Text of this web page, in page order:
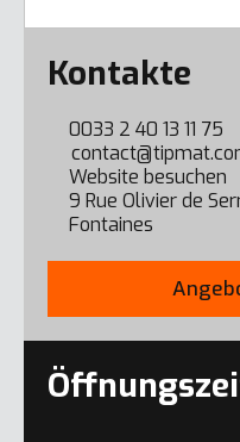
Error here
Kontakte
0033 2 40 13 11 75
Website besuchen
9 Rue Olivier de
Fontaines